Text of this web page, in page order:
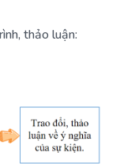
thảo luận: